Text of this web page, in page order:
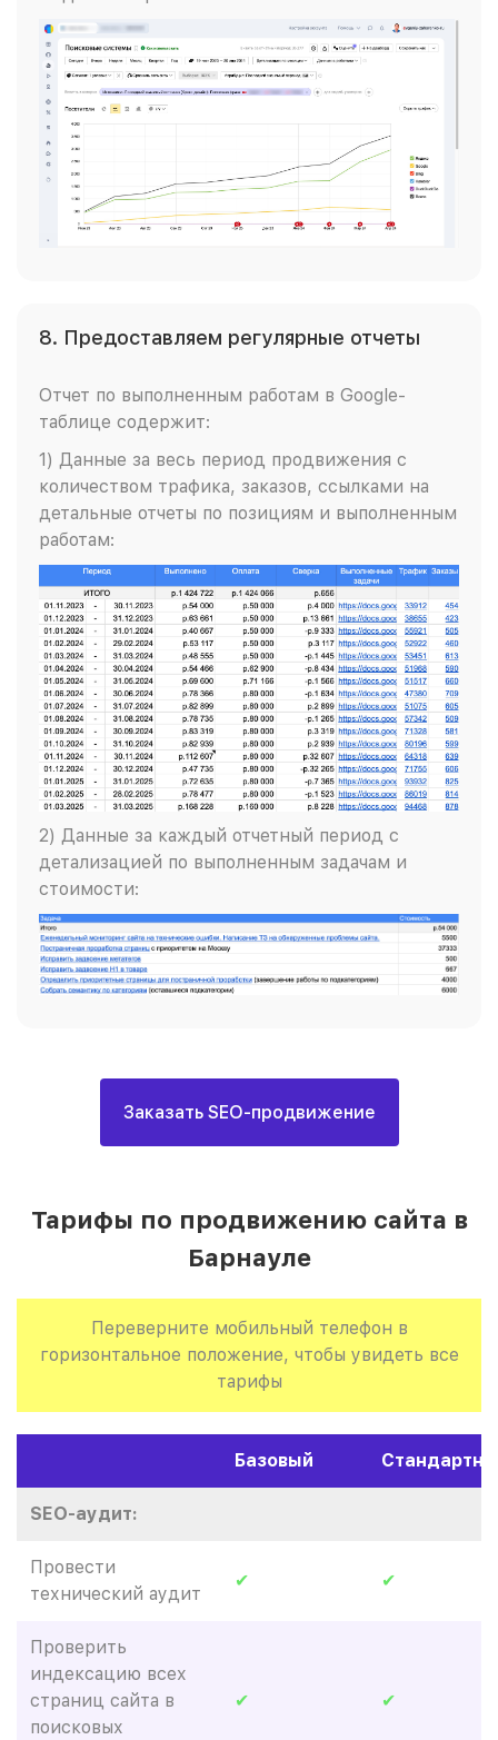
8. Предоставляем регулярные отчеты
Отчет по выполненным работам в Google-
таблице содержит:
1) Данные за весь период продвижения с
количеством трафика, заказов, ссылками на
детальные отчеты по позициям и выполненным
работам:
2) Данные за каждый отчетный период с
детализацией по выполненным задачам и
стоимости:
Заказать SEO-продвижение
Тарифы по продвижению сайта в
Барнауле
Переверните мобильный телефон в
горизонтальное положение, чтобы увидеть все
тарифы
Базовый
SEO-аудит:
Провести
технический аудит
✔ ✔
Проверить
индексацию всех
страниц сайта в
поисковых
✔ ✔